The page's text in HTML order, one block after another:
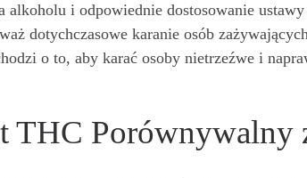
alkoholu i odpowiednie dostosowanie
dotychczasowe karanie osób
o to, aby karać osoby nietrzeźwe i
THC Porównywalny